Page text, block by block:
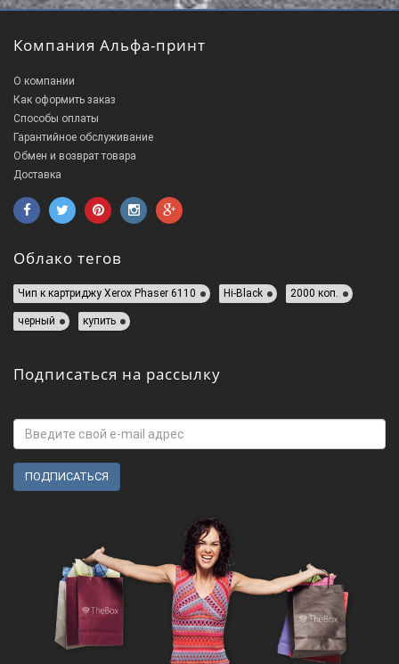
Компания Альфа-принт
О компании
Как оформить заказ
Способы оплаты
Гарантийное обслуживание
Обмен и возврат товара
Доставка
Облако тегов
Чип к картриджу Xerox Phaser 6110 Hi-Black 2000 коп.
черный купить
Подписаться на рассылку